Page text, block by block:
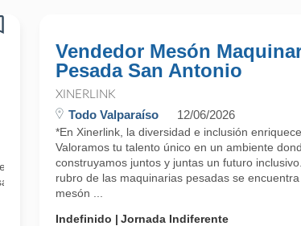
profesionalmente.
Vendedor Mesón
Pesada San Antonio
XINERLINK
Todo Valparaíso 12/06/2026
*En Xinerlink, la diversidad e inclusión
Valoramos tu talento único en un ambiente
construyamos juntos y juntas un futuro
rubro de las maquinarias pesadas se
mesón ...
Indefinido
Jornada Indiferente